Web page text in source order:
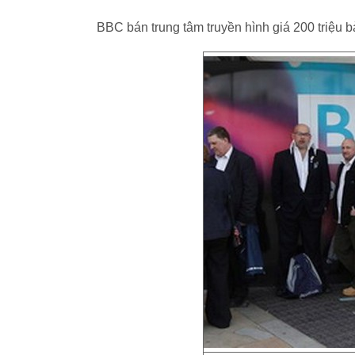
BBC bán trung tâm truyền hình giá 200 triệu